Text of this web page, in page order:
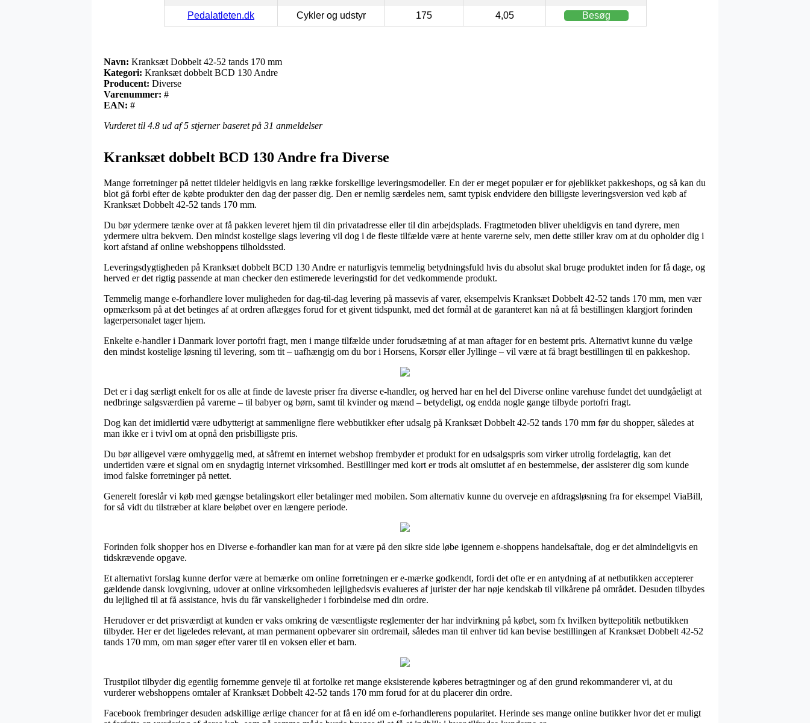
Pedalatleten.dk Cykler og udstyr 175 4,05 Besøg
Navn: Kranksæt Dobbelt 42-52 tands 170 mm
Kategori: Kranksæt dobbelt BCD 130 Andre
Producent: Diverse
Varenummer: #
EAN: #
Vurderet til 4.8 ud af 5 stjerner baseret på 31 anmeldelser
Kranksæt dobbelt BCD 130 Andre fra Diverse
Mange forretninger på nettet tildeler heldigvis en lang række forskellige leveringsmodeller. En der er meget populær er for øjeblikket pakkeshops, og så kan du
blot gå forbi efter de købte produkter den dag der passer dig. Den er nemlig særdeles nem, samt typisk endvidere den billigste leveringsversion ved køb af
Kranksæt Dobbelt 42-52 tands 170 mm.
Du bør ydermere tænke over at få pakken leveret hjem til din privatadresse eller til din arbejdsplads. Fragtmetoden bliver uheldigvis en tand dyrere, men
ydermere ultra bekvem. Den mindst kostelige slags levering vil dog i de fleste tilfælde være at hente varerne selv, men dette stiller krav om at du opholder dig i
kort afstand af online webshoppens tilholdssted.
Leveringsdygtigheden på Kranksæt dobbelt BCD 130 Andre er naturligvis temmelig betydningsfuld hvis du absolut skal bruge produktet inden for få dage, og
herved er det rigtig passende at man checker den estimerede leveringstid for det vedkommende produkt.
Temmelig mange e-forhandlere lover muligheden for dag-til-dag levering på massevis af varer, eksempelvis Kranksæt Dobbelt 42-52 tands 170 mm, men vær
opmærksom på at det betinges af at ordren aflægges forud for et givent tidspunkt, med det formål at de garanteret kan nå at få bestillingen klargjort forinden
lagerpersonalet tager hjem.
Enkelte e-handler i Danmark lover portofri fragt, men i mange tilfælde under forudsætning af at man aftager for en bestemt pris. Alternativt kunne du vælge
den mindst kostelige løsning til levering, som tit – uafhængig om du bor i Horsens, Korsør eller Jyllinge – vil være at få bragt bestillingen til en pakkeshop.
Det er i dag særligt enkelt for os alle at finde de laveste priser fra diverse e-handler, og herved har en hel del Diverse online varehuse fundet det uundgåeligt at
nedbringe salgsværdien på varerne – til babyer og børn, samt til kvinder og mænd – betydeligt, og endda nogle gange tilbyde portofri fragt.
Dog kan det imidlertid være udbytterigt at sammenligne flere webbutikker efter udsalg på Kranksæt Dobbelt 42-52 tands 170 mm før du shopper, således at
man ikke er i tvivl om at opnå den prisbilligste pris.
Du bør alligevel være omhyggelig med, at såfremt en internet webshop frembyder et produkt for en udsalgspris som virker utrolig fordelagtig, kan det
undertiden være et signal om en snydagtig internet virksomhed. Bestillinger med kort er trods alt omsluttet af en bestemmelse, der assisterer dig som kunde
imod falske forretninger på nettet.
Generelt foreslår vi køb med gængse betalingskort eller betalinger med mobilen. Som alternativ kunne du overveje en afdragsløsning fra for eksempel ViaBill,
for så vidt du tilstræber at klare beløbet over en længere periode.
Forinden folk shopper hos en Diverse e-forhandler kan man for at være på den sikre side løbe igennem e-shoppens handelsaftale, dog er det almindeligvis en
tidskrævende opgave.
Et alternativt forslag kunne derfor være at bemærke om online forretningen er e-mærke godkendt, fordi det ofte er en antydning af at netbutikken accepterer
gældende dansk lovgivning, udover at online virksomheden lejlighedsvis evalueres af jurister der har nøje kendskab til vilkårene på området. Desuden tilbydes
du lejlighed til at få assistance, hvis du får vanskeligheder i forbindelse med din ordre.
Herudover er det prisværdigt at kunden er vaks omkring de væsentligste reglementer der har indvirkning på købet, som fx hvilken byttepolitik netbutikken
tilbyder. Her er det ligeledes relevant, at man permanent opbevarer sin ordremail, således man til enhver tid kan bevise bestillingen af Kranksæt Dobbelt 42-52
tands 170 mm, om man søger efter varer til en voksen eller et barn.
Trustpilot tilbyder dig egentlig fornemme genveje til at fortolke ret mange eksisterende køberes betragtninger og af den grund rekommanderer vi, at du
vurderer webshoppens omtaler af Kranksæt Dobbelt 42-52 tands 170 mm forud for at du placerer din ordre.
Facebook frembringer desuden adskillige ærlige chancer for at få en idé om e-forhandlerens popularitet. Herinde ses mange online butikker hvor det er muligt